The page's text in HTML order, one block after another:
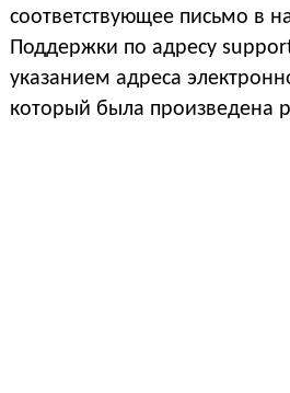
соответствующее письмо в
Поддержки по адресу
указанием адреса
который была произведена